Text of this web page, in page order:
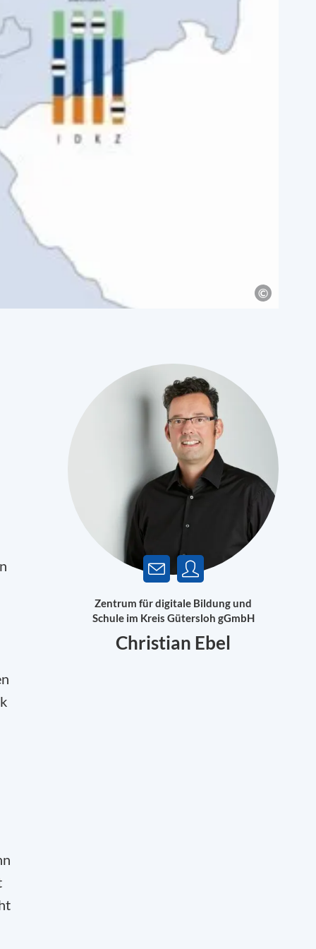
Zentrum für digitale Bildung und
Schule im Kreis Gütersloh gGmbH
Christian Ebel